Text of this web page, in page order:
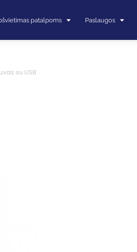
patalpoms Paslaugos
su USB